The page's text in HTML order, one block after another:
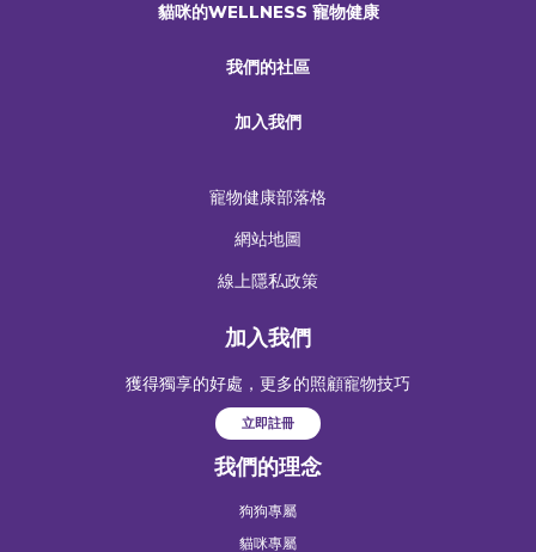
貓咪的WELLNESS 寵物健康
我們的社區
加入我們
寵物健康部落格
網站地圖
線上隱私政策
加入我們
獲得獨享的好處，更多的照顧寵物技巧
立即註冊
我們的理念
狗狗專屬
貓咪專屬